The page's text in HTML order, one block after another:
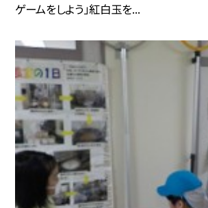
ゲームをしよう」紅白玉を...